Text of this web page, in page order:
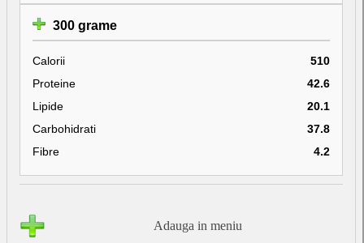
300 grame
Calorii
510
Proteine
42.6
Lipide
20.1
Carbohidrati
37.8
Fibre
4.2
Adauga in meniu